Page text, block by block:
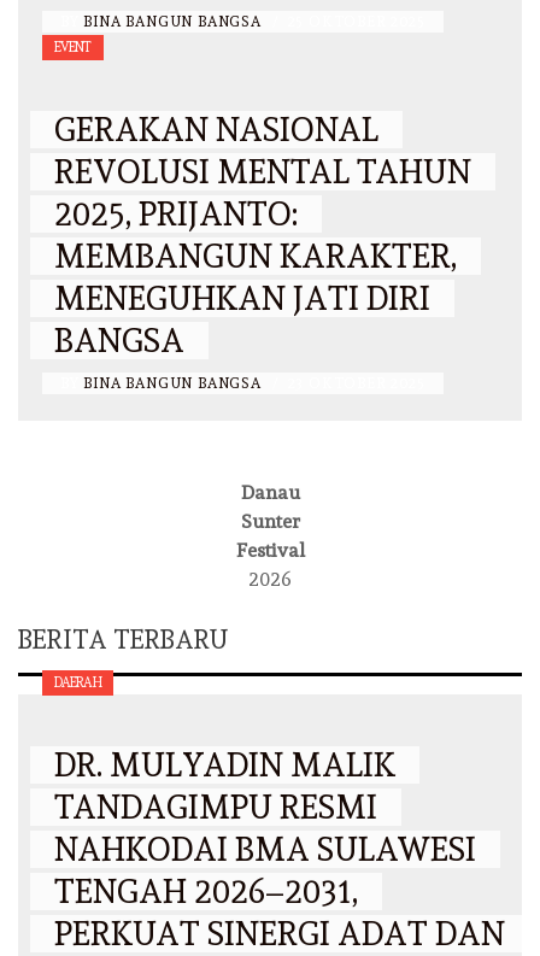
BINA BANGUN BANGSA
EVENT
GERAKAN NASIONAL
REVOLUSI MENTAL TAHUN
2025, PRIJANTO:
MEMBANGUN KARAKTER,
MENEGUHKAN JATI DIRI
BANGSA
BINA BANGUN BANGSA
Danau
Sunter
Festival
2026
BERITA TERBARU
DAERAH
DR. MULYADIN MALIK
TANDAGIMPU RESMI
NAHKODAI BMA SULAWESI
TENGAH 2026–2031,
PERKUAT SINERGI ADAT DAN